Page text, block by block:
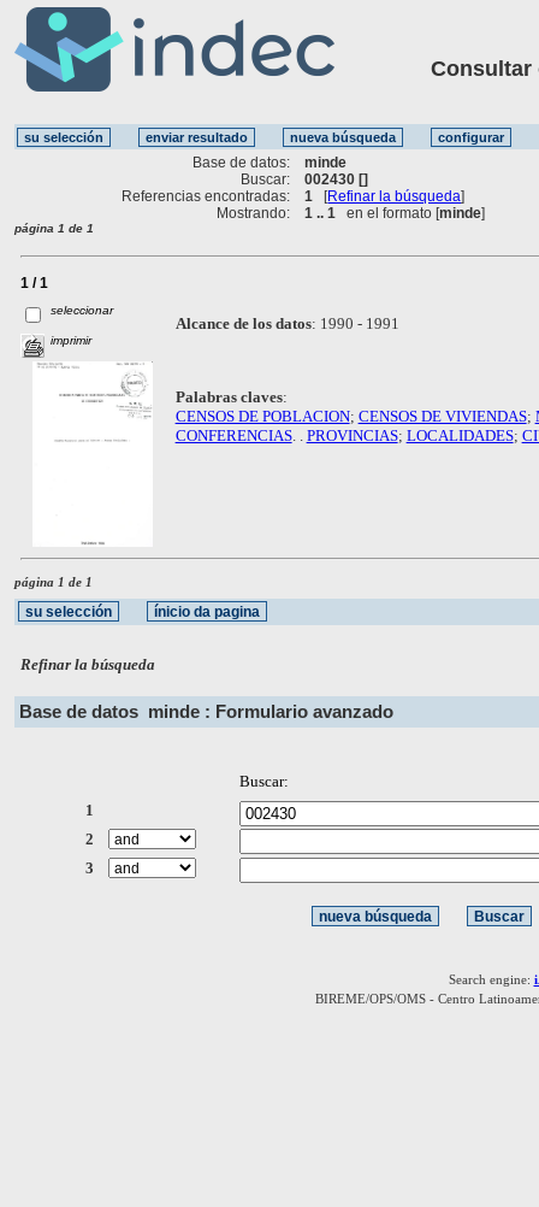
Consultar
Base de datos:
minde
Buscar:
002430 []
Referencias encontradas:
1 [Refinar la búsqueda]
Mostrando:
1 .. 1 en el formato [minde]
página 1 de 1
1 / 1
seleccionar
imprimir
Alcance de los datos: 1990 - 1991
Palabras claves:
CENSOS DE POBLACION; CENSOS DE VIVIENDAS;
CONFERENCIAS. . PROVINCIAS; LOCALIDADES;
página 1 de 1
Refinar la búsqueda
Base de datos minde : Formulario avanzado
Buscar:
1
2
3
Search engine:
BIREME/OPS/OMS - Centro